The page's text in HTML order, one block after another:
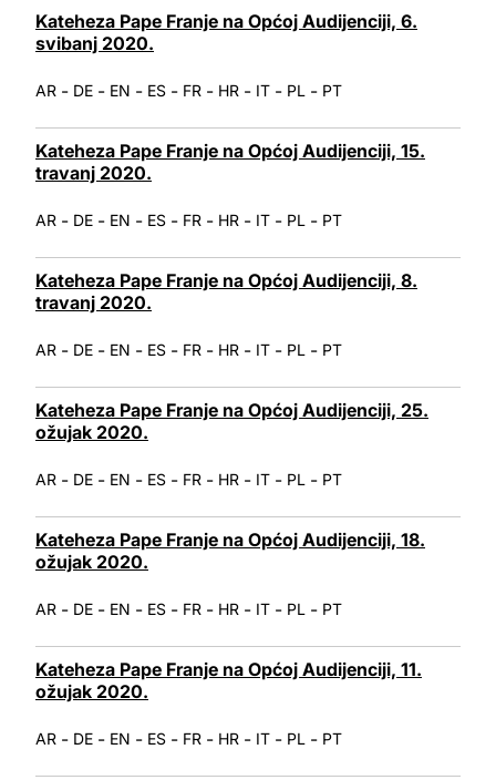
Kateheza Pape Franje na Općoj Audijenciji, 6.
svibanj 2020.
AR - DE - EN - ES - FR - HR - IT - PL - PT
Kateheza Pape Franje na Općoj Audijenciji, 15.
travanj 2020.
AR - DE - EN - ES - FR - HR - IT - PL - PT
Kateheza Pape Franje na Općoj Audijenciji, 8.
travanj 2020.
AR - DE - EN - ES - FR - HR - IT - PL - PT
Kateheza Pape Franje na Općoj Audijenciji, 25.
ožujak 2020.
AR - DE - EN - ES - FR - HR - IT - PL - PT
Kateheza Pape Franje na Općoj Audijenciji, 18.
ožujak 2020.
AR - DE - EN - ES - FR - HR - IT - PL - PT
Kateheza Pape Franje na Općoj Audijenciji, 11.
ožujak 2020.
AR - DE - EN - ES - FR - HR - IT - PL - PT